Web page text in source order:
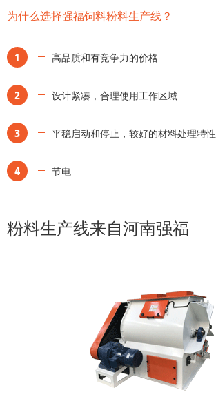
为什么选择强福饲料粉料生产线？
1 高品质和有竞争力的价格
2 设计紧凑，合理使用工作区域
3 平稳启动和停止，较好的材料处理特性
4 节电
粉料生产线来自河南强福